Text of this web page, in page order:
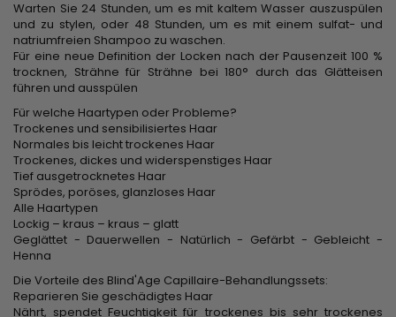
Warten Sie 24 Stunden, um es mit kaltem Wasser auszuspülen
und zu stylen, oder 48 Stunden, um es mit einem sulfat- und
natriumfreien Shampoo zu waschen.
Für eine neue Definition der Locken nach der Pausenzeit 100 %
trocknen, Strähne für Strähne bei 180° durch das Glätteisen
führen und ausspülen
Für welche Haartypen oder Probleme?
Trockenes und sensibilisiertes Haar
Normales bis leicht trockenes Haar
Trockenes, dickes und widerspenstiges Haar
Tief ausgetrocknetes Haar
Sprödes, poröses, glanzloses Haar
Alle Haartypen
Lockig – kraus – kraus – glatt
Geglättet - Dauerwellen - Natürlich - Gefärbt - Gebleicht -
Henna
Die Vorteile des Blind'Age Capillaire-Behandlungssets:
Reparieren Sie geschädigtes Haar
Nährt, spendet Feuchtigkeit für trockenes bis sehr trockenes